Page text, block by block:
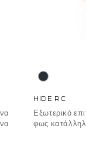
HIDE RC
Εξωτερικό
φως